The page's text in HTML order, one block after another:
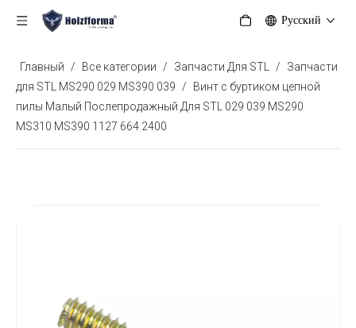
Pусский
Главный / Все категории / Запчасти Для STL /
Запчасти
для STL MS290 029 MS390 039
/
Винт с буртиком цепной
пилы Малый Послепродажный Для STL 029 039 MS290
MS310 MS390 1127 664 2400